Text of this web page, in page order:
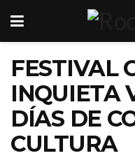
FESTIVAL
INQUIETA
DÍAS DE
CULTURA